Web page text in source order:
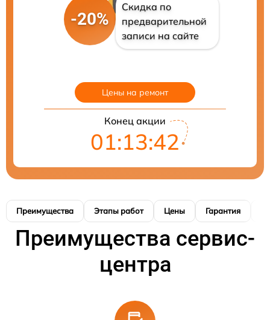
-20%
Скидка по
предварительной
записи на сайте
Цены на ремонт
Конец акции
01:13:40
Преимущества Этапы работ Цены Гарантия
Преимущества сервис-
центра